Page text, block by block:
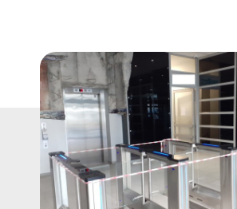
Dodaj do ulubionych